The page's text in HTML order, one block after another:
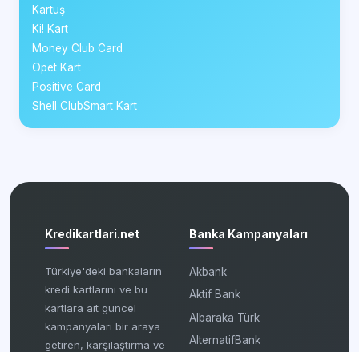
Kartuş
Ki! Kart
Money Club Card
Opet Kart
Positive Card
Shell ClubSmart Kart
Kredikartlari.net
Türkiye'deki bankaların
kredi kartlarını ve bu
kartlara ait güncel
kampanyaları bir araya
getiren, karşılaştırma ve
Banka Kampanyaları
Akbank
Aktif Bank
Albaraka Türk
AlternatifBank